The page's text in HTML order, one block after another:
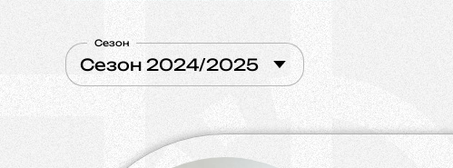
Сезон 2024/2025
Сезон